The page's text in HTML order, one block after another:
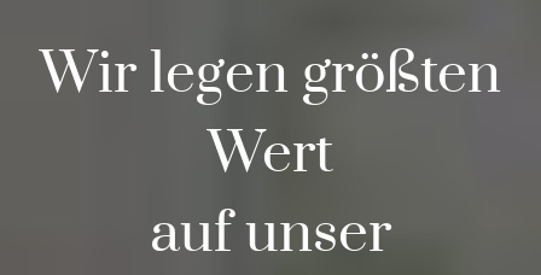
Wir legen größten
Wert
auf unser